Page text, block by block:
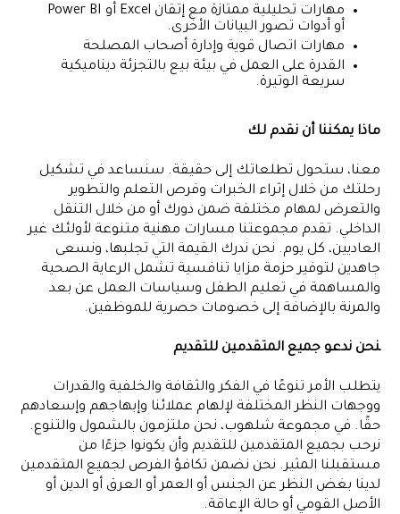
مهارات تحليلية ممتازة مع إتقان Excel أو Power BI
أو أدوات تصور البيانات الأخرى.
مهارات اتصال قوية وإدارة أصحاب المصلحة
القدرة على العمل في بيئة بيع بالتجزئة ديناميكية
سريعة الوتيرة.
ماذا يمكننا أن نقدم لك
معنا، ستحول تطلعاتك إلى حقيقة. سنساعد في تشكيل
رحلتك من خلال إثراء الخبرات وفرص التعلم والتطوير
والتعرض لمهام مختلفة ضمن دورك أو من خلال التنقل
الداخلي. تقدم مجموعتنا مسارات مهنية متنوعة لأولئك غير
العاديين، كل يوم. نحن ندرك القيمة التي تجلبها، ونسعى
جاهدين لتوفير حزمة مزايا تنافسية تشمل الرعاية الصحية
والمساهمة في تعليم الطفل وسياسات العمل عن بعد
والمرنة بالإضافة إلى خصومات حصرية للموظفين.
نحن ندعو جميع المتقدمين للتقديم
يتطلب الأمر تنوعًا في الفكر والثقافة والخلفية والقدرات
ووجهات النظر المختلفة لإلهام عملائنا وإبهاجهم وإسعادهم
حقًا. في مجموعة شلهوب، نحن ملتزمون بالشمول والتنوع.
نرحب بجميع المتقدمين للتقديم وأن يكونوا جزءًا من
مستقبلنا المثير. نحن نضمن تكافؤ الفرص لجميع المتقدمين
لدينا بغض النظر عن الجنس أو العمر أو العرق أو الدين أو
الأصل القومي أو حالة الإعاقة.